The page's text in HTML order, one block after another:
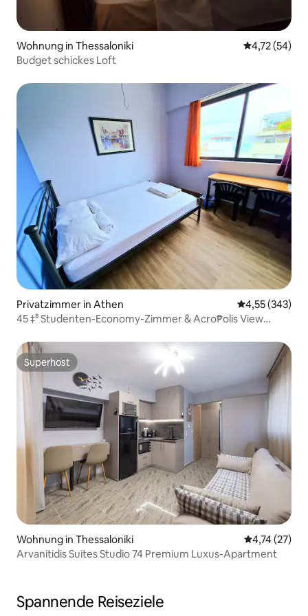
Wohnung in Thessaloniki
4,72 (54)
Budget schickes Loft
Privatzimmer in Athen
4,55 (343)
45 ‡⁸ Studenten-Economy-Zimmer & Acro₱olis View
Superhost
Superhost
Wohnung in Thessaloniki
4,74 (27)
Arvanitidis Suites Studio 74 Premium Luxus-Apartment
Spannende Reiseziele